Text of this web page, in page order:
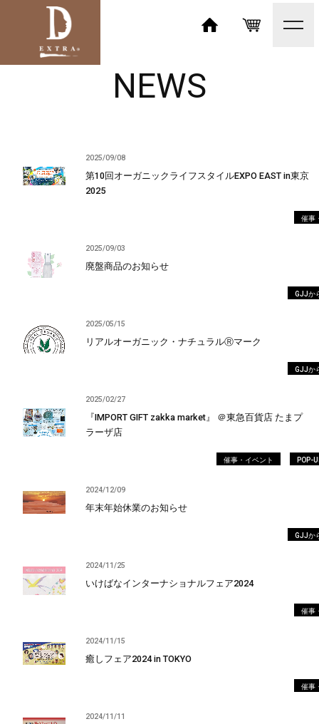
NEWS
2025/09/08
第10回オーガニックライフスタイルEXPO EAST in東京
2025
催事
2025/09/03
廃盤商品のお知らせ
GJJか
2025/05/15
リアルオーガニック・ナチュラルⓇマーク
GJJか
2025/02/27
『IMPORT GIFT zakka market』 ＠東急百貨店 たまプ
ラーザ店
催事・イベント POP-
2024/12/09
年末年始休業のお知らせ
GJJか
2024/11/25
いけばなインターナショナルフェア2024
催事
2024/11/15
癒しフェア2024 in TOKYO
催事
2024/11/11